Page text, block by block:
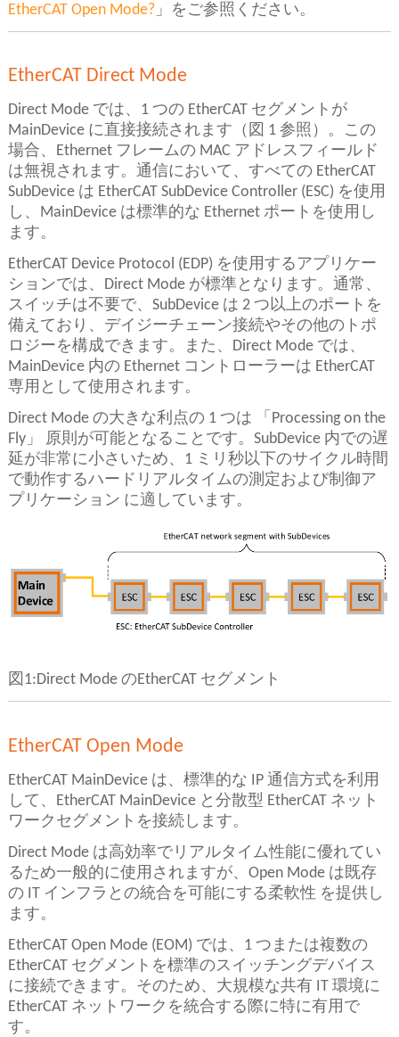
EtherCAT Open Mode?」をご参照ください。
EtherCAT Direct Mode
Direct Mode では、1 つの EtherCAT セグメントが
MainDevice に直接接続されます（図 1 参照）。この
場合、Ethernet フレームの MAC アドレスフィールド
は無視されます。通信において、すべての EtherCAT
SubDevice は EtherCAT SubDevice Controller (ESC) を使用
し、MainDevice は標準的な Ethernet ポートを使用し
ます。
EtherCAT Device Protocol (EDP) を使用するアプリケー
ションでは、Direct Mode が標準となります。通常、
スイッチは不要で、SubDevice は 2 つ以上のポートを
備えており、デイジーチェーン接続やその他のトポ
ロジーを構成できます。また、Direct Mode では、
MainDevice 内の Ethernet コントローラーは EtherCAT
専用として使用されます。
Direct Mode の大きな利点の 1 つは 「Processing on the
Fly」 原則が可能となることです。SubDevice 内での遅
延が非常に小さいため、1 ミリ秒以下のサイクル時間
で動作するハードリアルタイムの測定および制御ア
プリケーション に適しています。
図1:Direct Mode のEtherCAT セグメント
EtherCAT Open Mode
EtherCAT MainDevice は、標準的な IP 通信方式を利用
して、EtherCAT MainDevice と分散型 EtherCAT ネット
ワークセグメントを接続します。
Direct Mode は高効率でリアルタイム性能に優れてい
るため一般的に使用されますが、Open Mode は既存
の IT インフラとの統合を可能にする柔軟性 を提供し
ます。
EtherCAT Open Mode (EOM) では、1 つまたは複数の
EtherCAT セグメントを標準のスイッチングデバイス
に接続できます。そのため、大規模な共有 IT 環境に
EtherCAT ネットワークを統合する際に特に有用で
す。